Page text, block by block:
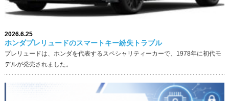
2026.6.25
ホンダプレリュードのスマートキー紛失トラブル
プレリュードは、ホンダを代表するスペシャリティーカーで、1978年に初代モ
デルが発売されました。